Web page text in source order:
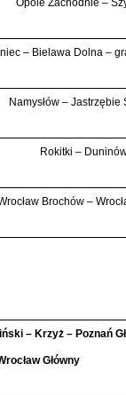
– Bielawa Dolna –
Namysłów – Jastrzębie
Rokitki –
Brochów –
– Krzyż – Poznań
Główny